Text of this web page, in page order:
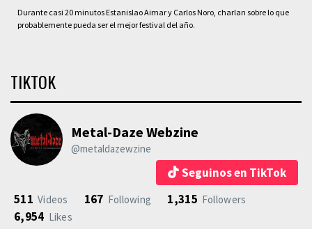
Durante casi 20 minutos Estanislao Aimar y Carlos Noro, charlan sobre lo que
probablemente pueda ser el mejor festival del año.
TIKTOK
Metal-Daze Webzine
@metaldazewzine
Seguinos en TikTok
511 Videos 167 Following 1,315 Followers
6,954 Likes